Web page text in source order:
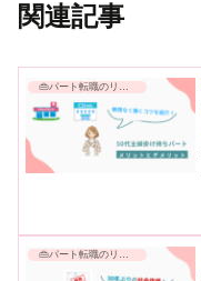
関連記事